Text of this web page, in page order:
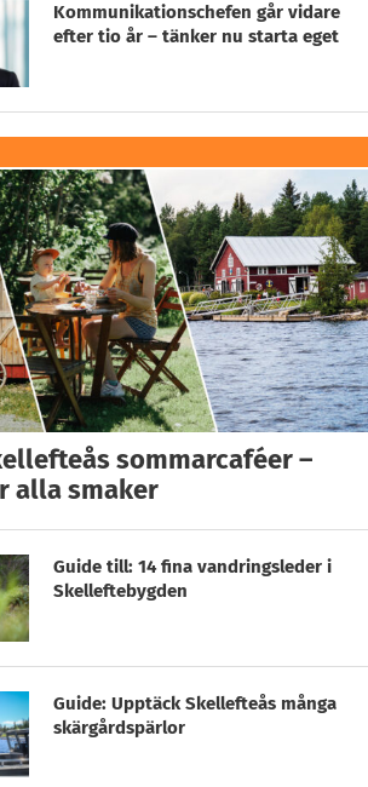
Kommunikationschefen går vidare
efter tio år – tänker nu starta eget
sommarcaféer –
alla smaker
Guide till: 14 fina vandringsleder i
Skelleftebygden
Guide: Upptäck Skellefteås många
skärgårdspärlor